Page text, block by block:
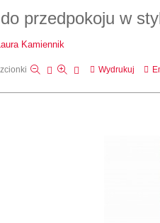
przedpokoju w
Kamiennik
Wydrukuj